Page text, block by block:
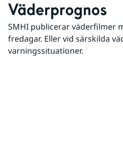
Väderprognos
SMHI publicerar väderfilmer
fredagar. Eller vid särskilda
varningssituationer.